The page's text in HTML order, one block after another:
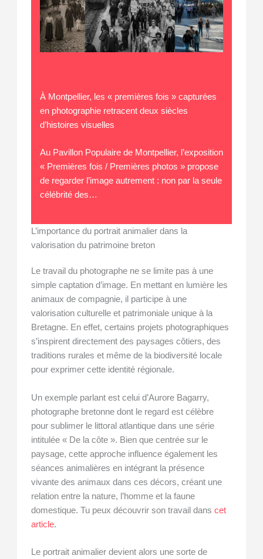
À Montpellier, les « premières fois » capturées
en photographie retracent deux siècles
d’histoires visuelles
Au Pavillon Populaire de Montpellier, l’exposition
« Premières fois / Premières photos » propose
de regarder l’image autrement : non par la seule
célébrité des…
L’importance du portrait animalier dans la
valorisation du patrimoine breton
Le travail du photographe ne se limite pas à une
simple captation d’image. En mettant en lumière les
animaux de compagnie, il participe à une
valorisation culturelle et patrimoniale unique à la
Bretagne. En effet, certains projets photographiques
s’inspirent directement des paysages côtiers, des
traditions rurales et même de la biodiversité locale
pour exprimer cette identité régionale.
Un exemple parlant est celui d’Aurore Bagarry,
photographe bretonne dont le regard est célèbre
pour sublimer le littoral atlantique dans une série
intitulée « De la côte ». Bien que centrée sur le
paysage, cette approche influence également les
séances animalières en intégrant la présence
vivante des animaux dans ces décors, créant une
relation entre la nature, l’homme et la faune
domestique. Tu peux découvrir son travail danscet
article.
Le portrait animalier devient alors une sorte de